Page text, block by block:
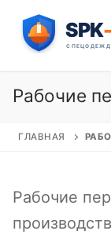
содержимому
Рабочие
ГЛАВНАЯ
Рабочие